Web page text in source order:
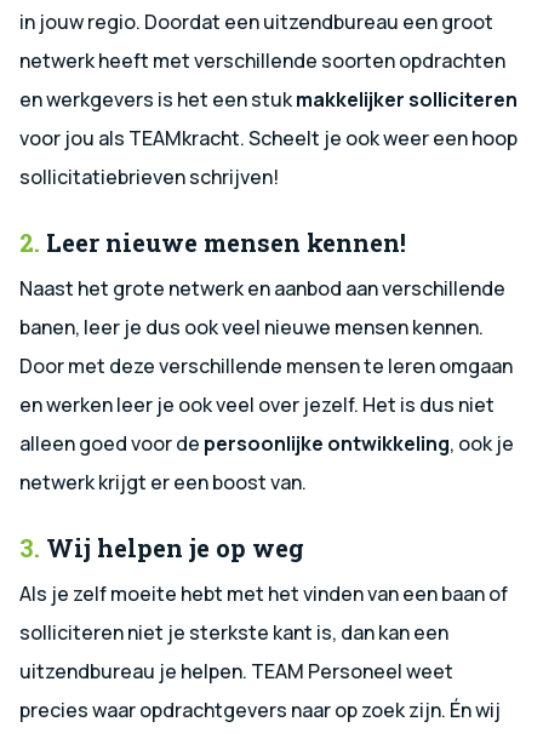
in jouw regio. Doordat een uitzendbureau een groot
netwerk heeft met verschillende soorten opdrachten
en werkgevers is het een stukmakkelijker solliciteren
voor jou als TEAMkracht. Scheelt je ook weer een hoop
sollicitatiebrieven schrijven!
2. Leer nieuwe mensen kennen!
Naast het grote netwerk en aanbod aan verschillende
banen, leer je dus ook veel nieuwe mensen kennen.
Door met deze verschillende mensen te leren omgaan
en werken leer je ook veel over jezelf. Het is dus niet
alleen goed voor de persoonlijke ontwikkeling, ook je
netwerk krijgt er een boost van.
3. Wij helpen je op weg
Als je zelf moeite hebt met het vinden van een baan of
solliciteren niet je sterkste kant is, dan kan een
uitzendbureau je helpen. TEAM Personeel weet
precies waar opdrachtgevers naar op zoek zijn. Én wij